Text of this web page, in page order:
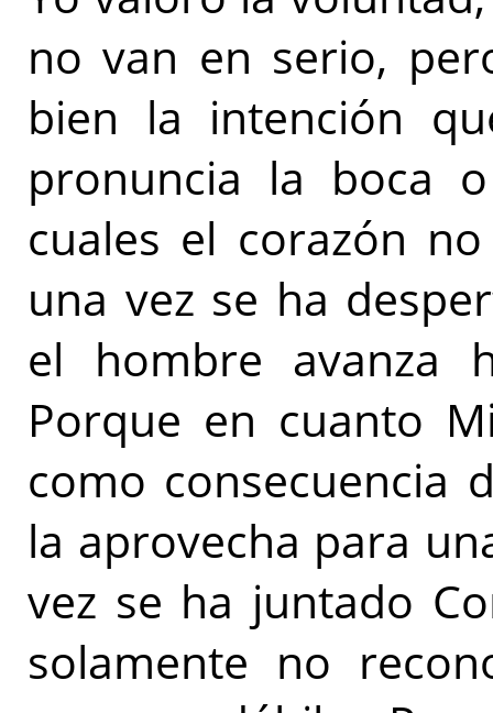
no van en serio,
bien la intención
pronuncia la boca
cuales el corazón
una vez se ha
el hombre avanza
Porque en cuanto
como consecuencia
la aprovecha para
vez se ha juntado
solamente no